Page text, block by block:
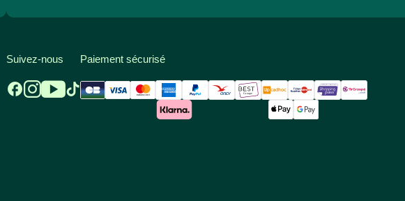
Suivez-nous Paiement sécurisé